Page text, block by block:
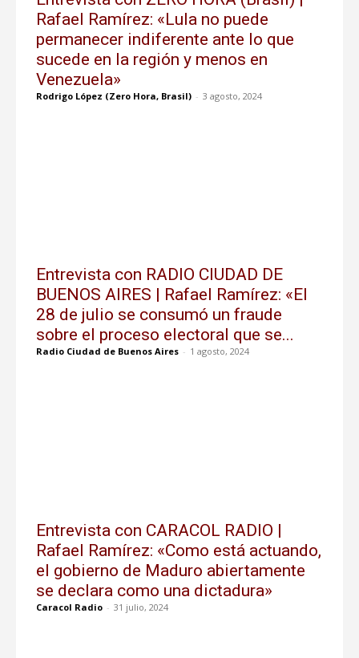
Rafael Ramírez: «Lula no puede
permanecer indiferente ante lo que
sucede en la región y menos en
Venezuela»
Rodrigo López (Zero Hora, Brasil) - 3 agosto, 2024
Entrevista con RADIO CIUDAD DE
BUENOS AIRES | Rafael Ramírez: «El
28 de julio se consumó un fraude
sobre el proceso electoral que se...
Radio Ciudad de Buenos Aires - 1 agosto, 2024
Entrevista con CARACOL RADIO |
Rafael Ramírez: «Como está actuando,
el gobierno de Maduro abiertamente
se declara como una dictadura»
Caracol Radio - 31 julio, 2024